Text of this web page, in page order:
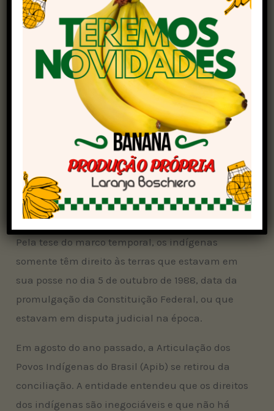
Mendes disse que está aberto ao diálogo e vai
avaliar as demandas solicitadas pelo grupo.
Conciliação em torno do marco temporal
A conciliação foi convocada pelo ministro
Gilmar Mendes, relator das ações protocoladas
pelos partidos PL, PP e Republicanos para
manter a validade do projeto de lei que
reconheceu o marco e de processos nos quais
entidades que representam os indígenas e
legendas governistas contestam a
constitucionalidade da tese.
Pela tese do marco temporal, os indígenas
somente têm direito às terras que estavam em
sua posse no dia 5 de outubro de 1988, data da
promulgação da Constituição Federal, ou que
estavam em disputa judicial na época.
Em agosto do ano passado, a Articulação dos
Povos Indígenas do Brasil (Apib) se retirou da
conciliação. A entidade entendeu que os direitos
dos indígenas são inegociáveis e que não há